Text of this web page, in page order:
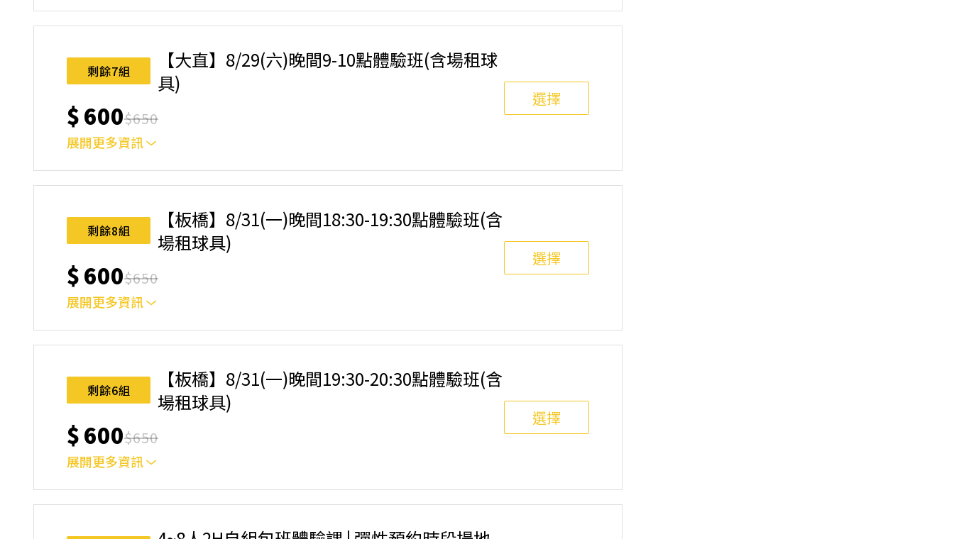
｜單人報名方案說明｜ 本體驗課程採4人開班，8人滿班制。歡迎邀請親友一同報名參加，享受團體運動
完成後，如因天候因素無法上課，僅提供課程延期選項，恕不退費，請參閱【報名與課程異動規則】。報
名後視為您已同意上述規則。
剩餘7組
【大直】8/29(六)晚間9-10點體驗班(含場租球
具)
$600$650
展開更多資訊
選擇
｜單人報名方案說明｜ 本體驗課程採4人開班，8人滿班制。歡迎邀請親友一同報名參加，享受團體運動
完成後，如因天候因素無法上課，僅提供課程延期選項，恕不退費，請參閱【報名與課程異動規則】。報
名後視為您已同意上述規則。
剩餘8組
【板橋】8/31(一)晚間18:30-19:30點體驗班(含
場租球具)
$600$650
展開更多資訊
選擇
｜單人報名方案說明｜ 本體驗課程採4人開班，8人滿班制。歡迎邀請親友一同報名參加，享受團體運動
完成後，如因天候因素無法上課，僅提供課程延期選項，恕不退費，請參閱【報名與課程異動規則】。報
名後視為您已同意上述規則。
剩餘6組
【板橋】8/31(一)晚間19:30-20:30點體驗班(含
場租球具)
$600$650
展開更多資訊
選擇
｜單人報名方案說明｜ 本體驗課程採4人開班，8人滿班制。歡迎邀請親友一同報名參加，享受團體運動
完成後，如因天候因素無法上課，僅提供課程延期選項，恕不退費，請參閱【報名與課程異動規則】。報